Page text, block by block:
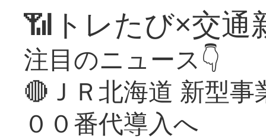
📶トレたび×交通
注目のニュース👇
🔴ＪＲ北海道 新型
００番代導入へ